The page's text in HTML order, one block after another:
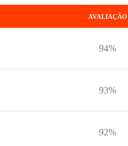
AVALIAÇÃO
94%
93%
92%